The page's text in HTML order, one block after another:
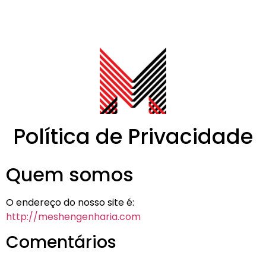
Política de Privacidade
Quem somos
O endereço do nosso site é:
http://meshengenharia.com
Comentários